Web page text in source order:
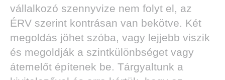
vállalkozó szennyvize nem folyt el, az
ÉRV szerint kontrásan van bekötve. Két
megoldás jöhet szóba, vagy lejjebb viszik
és megoldják a szintkülönbséget vagy
átemelőt építenek be. Tárgyaltunk a